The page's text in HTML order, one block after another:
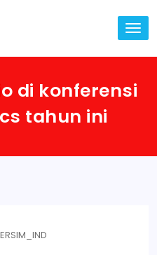
di konferensi
tahun ini